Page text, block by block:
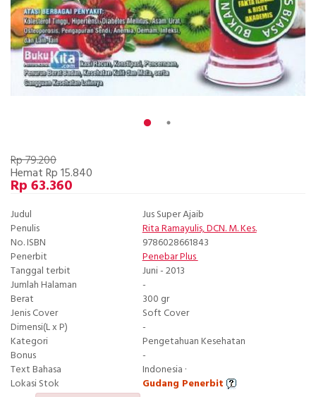
Rp 79.200
Hemat Rp 15.840
Rp 63.360
Judul
Jus Super Ajaib
Penulis
Rita Ramayulis, DCN. M. Kes.
No. ISBN
9786028661843
Penerbit
Penebar Plus
Tanggal terbit
Juni - 2013
Jumlah Halaman
-
Berat
300 gr
Jenis Cover
Soft Cover
Dimensi(L x P)
-
Kategori
Pengetahuan Kesehatan
Bonus
-
Text Bahasa
Indonesia ·
Lokasi Stok
Gudang Penerbit